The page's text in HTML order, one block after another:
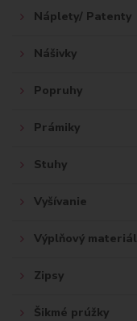
Náplety/ Patenty
Nášivky
Popruhy
Prámiky
Stuhy
Vyšívanie
Výplňový materiál
Zipsy
Šikmé prúžky